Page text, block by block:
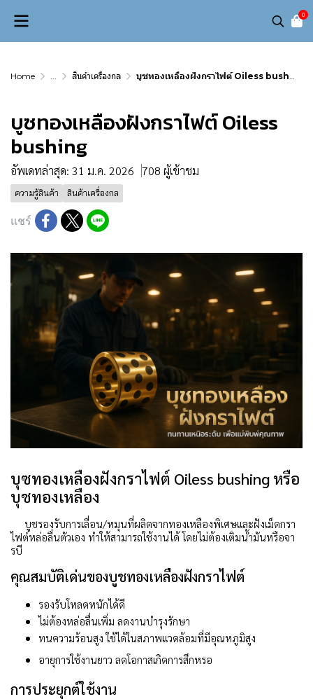
0
Home ... สินค้าเครื่องกล บูซทองเหลืองฝังกราไฟต์ Oiless bushing
บูซทองเหลืองฝังกราไฟต์ Oiless
bushing
อัพเดทล่าสุด: 31 ม.ค. 2026 708 ผู้เข้าชม
ความรู้สินค้า สินค้าเครื่องกล
แชร์
บุซทองเหลืองฝังกราไฟต์ Oiless bushing หรือ
บุชทองเหลือง
บูชรองรับการเลื่อน/หมุนที่ผลิตจากทองเหลืองพิเศษและฝังเม็ดกรา
ไฟต์หล่อลื่นตัวเอง ทำให้สามารถใช้งานได้ โดยไม่ต้องเติมน้ำมันหรือจา
รบี
คุณสมบัติเด่นของบูชทองเหลืองฝังกราไฟต์
รองรับโหลดหนักได้ดี
ไม่ต้องหล่อลื่นเพิ่ม ลดงานบำรุงรักษา
ทนความร้อนสูง ใช้ได้ในสภาพแวดล้อมที่มีอุณหภูมิสูง
อายุการใช้งานยาว ลดโอกาสเกิดการสึกหรอ
การประยุกต์ใช้งาน